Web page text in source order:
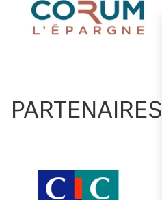
PARTENAIRES